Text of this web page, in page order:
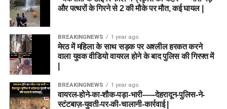
और पत्थरों के गिरने से 2 की मौके पर मौत, कई घायल |
BREAKINGNEWS 1 year ago
मेरठ में महिला के साथ सड़क पर अश्लील हरकत करने
वाला युवक वीडियो वायरल होने के बाद पुलिस की गिरफ्त में
BREAKINGNEWS 1 year ago
वायरल-होने-का-शौक-पड़ा-भारी-—-देहरादून-पुलिस-ने-
स्टंटबाज़-युवती-पर-की-चालानी-कार्रवाई |